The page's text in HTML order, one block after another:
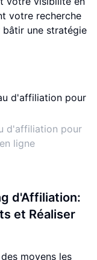
votre recherche
une stratégie
d'affiliation pour
ligne
d'Affiliation:
et Réaliser
moyens les